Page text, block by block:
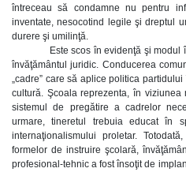
întreceau să condamne nu pentru
inventate, nesocotind legile şi dreptul
durere şi umilinţă.
Este scos în evidenţă şi
învăţământul juridic. Conducerea
„cadre” care să aplice politica
cultură. Şcoala reprezenta, în
sistemul de pregătire a cadrelor
urmare, tineretul trebuia educat în
internaţionalismului proletar.
formelor de instruire şcolară,
profesional-tehnic a fost însoţit de